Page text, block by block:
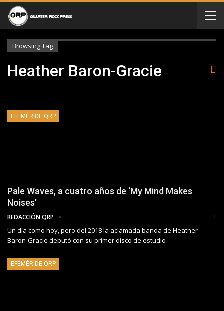
Browsing Tag
Heather Baron-Gracie
EFEMÉRIDE QRP
Pale Waves, a cuatro años de ‘My Mind Makes
Noises’
REDACCIÓN QRP
Un día como hoy, pero del 2018 la aclamada banda de Heather
Baron-Gracie debutó con su primer disco de estudio
EFEMÉRIDE QRP